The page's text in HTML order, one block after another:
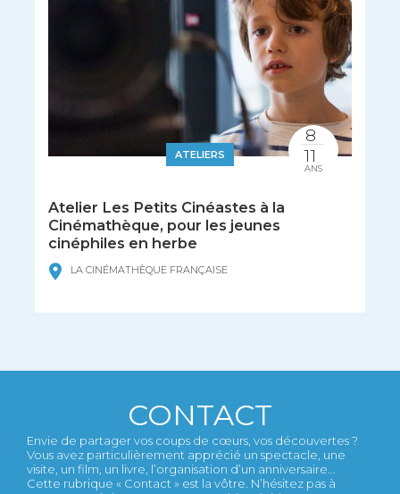
ATELIERS
Atelier Les Petits Cinéastes à la
Cinémathèque, pour les jeunes
cinéphiles en herbe
LA CINÉMATHÈQUE FRANÇAISE
8
11
ANS
CONTACT
Envie de partager vos coups de cœurs, vos découvertes ?
Vous avez particulièrement apprécié un spectacle, une
visite, un film, un livre, l’organisation d’un anniversaire...
Cette rubrique « Contact » est la vôtre. N’hésitez pas à